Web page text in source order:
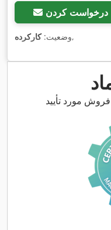
درخواست کردن
وضعیت:کارکرده ,